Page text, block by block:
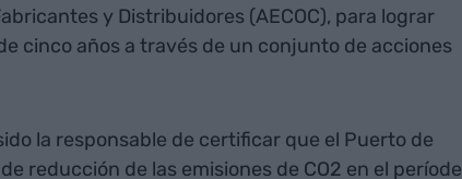
y Distribuidores (AECOC), para lograr
cinco años a través de un conjunto de acciones
la responsable de certificar que el Puerto de
reducción de las emisiones de CO2 en el període